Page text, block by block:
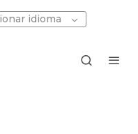
idioma